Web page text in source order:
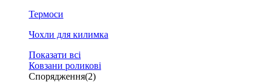
Термоси
Чохли для килимка
Показати всі
Ковзани роликові
Спорядження(2)